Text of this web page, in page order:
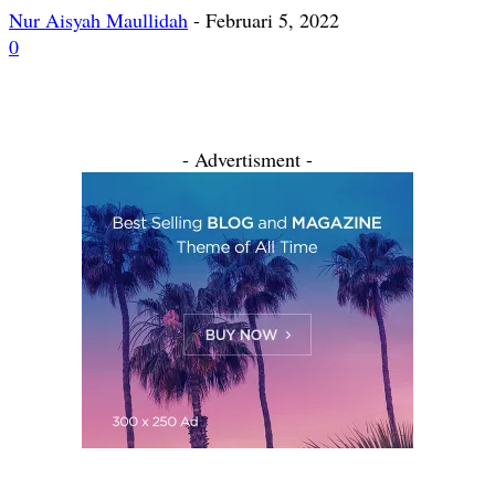
Nur Aisyah Maullidah - Februari 5, 2022
0
- Advertisment -